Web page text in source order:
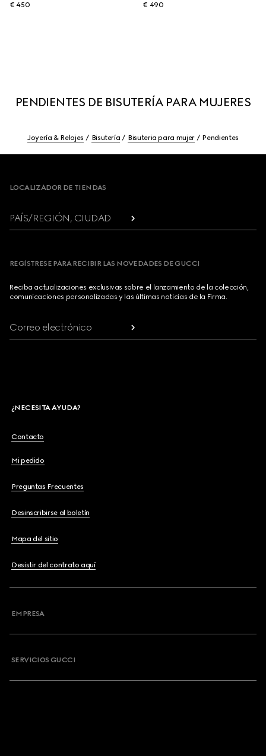
€ 450
€ 490
PENDIENTES DE BISUTERÍA PARA MUJERES
Joyería & Relojes Bisutería Bisuteria para mujer Pendientes
LOCALIZADOR DE TIENDAS
PAÍS/REGIÓN, CIUDAD
REGÍSTRESE PARA RECIBIR LAS NOVEDADES DE GUCCI
Reciba actualizaciones exclusivas sobre el lanzamiento de la colección,
comunicaciones personalizadas y las últimas noticias de la Firma.
Correo electrónico
¿NECESITA AYUDA?
Contacto
Mi pedido
Preguntas Frecuentes
Desinscribirse al boletín
Mapa del sitio
Desistir del contrato aquí
EMPRESA
SERVICIOS GUCCI